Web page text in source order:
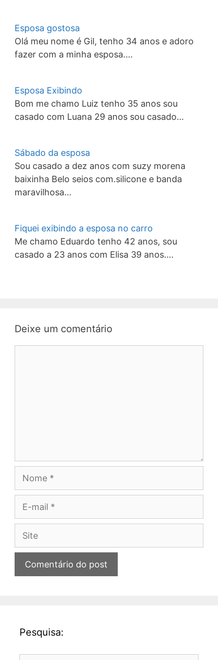
Esposa gostosa
Olá meu nome é Gil, tenho 34 anos e adoro
fazer com a minha esposa.…
Esposa Exibindo
Bom me chamo Luiz tenho 35 anos sou
casado com Luana 29 anos sou casado…
Sábado da esposa
Sou casado a dez anos com suzy morena
baixinha Belo seios com.silicone e banda
maravilhosa…
Fiquei exibindo a esposa no carro
Me chamo Eduardo tenho 42 anos, sou
casado a 23 anos com Elisa 39 anos.…
Deixe um comentário
Site
Pesquisa: